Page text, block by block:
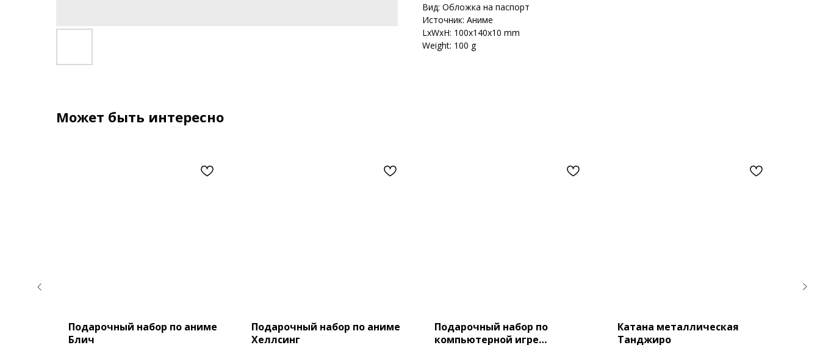
Вид: Обложка на паспорт
Источник: Аниме
LxWxH: 100x140x10 mm
Weight: 100 g
Может быть интересно
Подарочный набор по аниме
Блич
Подарочный набор по аниме
Хеллсинг
Подарочный набор по
компьютерной игре
Катана металлическая
Танджиро